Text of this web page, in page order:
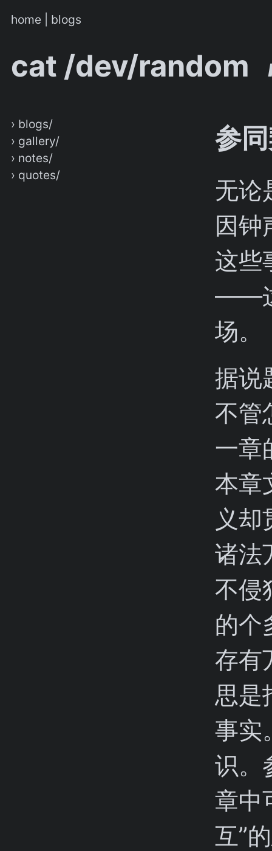
home blogs
cat /dev/random
› blogs/
› gallery/
› notes/
› quotes/
参
无论
因钟
这些
——
场。
据说
不管
一章
本章
义却
诸法
不侵
的个
存有
思是
事实
识。
章中
互”